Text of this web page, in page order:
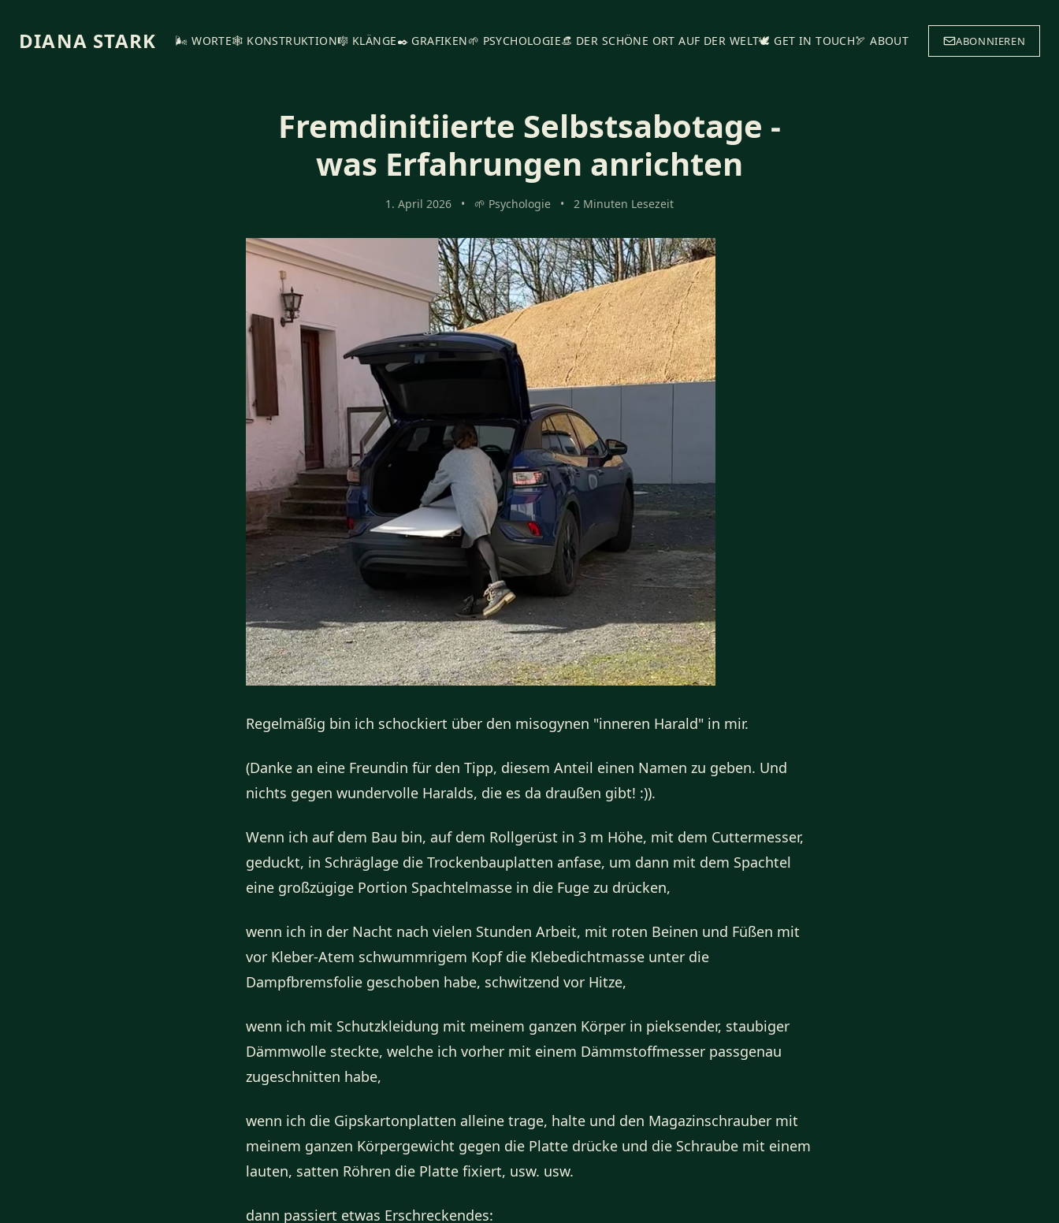
DIANA STARK 🌬️ WORTE🕸️ KONSTRUKTION🎼 KLÄNGE✒️ GRAFIKEN🌱 PSYCHOLOGIE👒 DER SCHÖNE ORT AUF DER WELT🕊️ GET IN TOUCH🏹 ABOUT ABONNIEREN
Fremdinitiierte Selbstsabotage -
was Erfahrungen anrichten
1. April 2026 • 🌱 Psychologie • 2 Minuten Lesezeit
Regelmäßig bin ich schockiert über den misogynen "inneren Harald" in mir.
(Danke an eine Freundin für den Tipp, diesem Anteil einen Namen zu geben. Und
nichts gegen wundervolle Haralds, die es da draußen gibt! :)).
Wenn ich auf dem Bau bin, auf dem Rollgerüst in 3 m Höhe, mit dem Cuttermesser,
geduckt, in Schräglage die Trockenbauplatten anfase, um dann mit dem Spachtel
eine großzügige Portion Spachtelmasse in die Fuge zu drücken,
wenn ich in der Nacht nach vielen Stunden Arbeit, mit roten Beinen und Füßen mit
vor Kleber-Atem schwummrigem Kopf die Klebedichtmasse unter die
Dampfbremsfolie geschoben habe, schwitzend vor Hitze,
wenn ich mit Schutzkleidung mit meinem ganzen Körper in pieksender, staubiger
Dämmwolle steckte, welche ich vorher mit einem Dämmstoffmesser passgenau
zugeschnitten habe,
wenn ich die Gipskartonplatten alleine trage, halte und den Magazinschrauber mit
meinem ganzen Körpergewicht gegen die Platte drücke und die Schraube mit einem
lauten, satten Röhren die Platte fixiert, usw. usw.
dann passiert etwas Erschreckendes: